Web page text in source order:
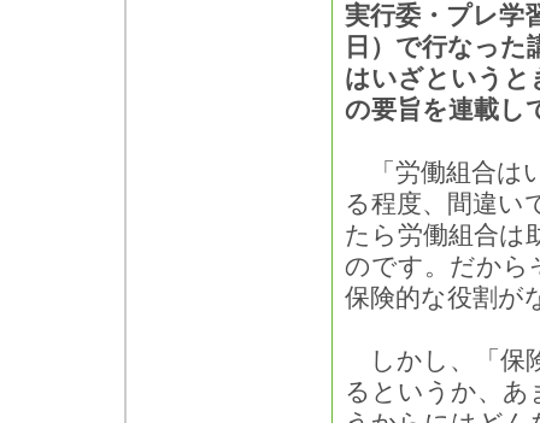
実行委・プレ学
日）で行なった
はいざというと
の要旨を連載し
「労働組合は
る程度、間違い
たら労働組合は
のです。だから
保険的な役割が
しかし、「保
るというか、あ